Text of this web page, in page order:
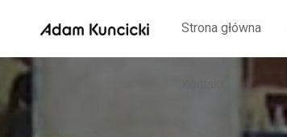
Strona główna